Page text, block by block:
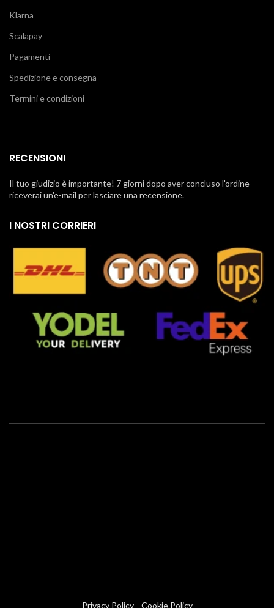
Klarna
Scalapay
Pagamenti
Spedizione e consegna
Termini e condizioni
RECENSIONI
Il tuo giudizio è importante! 7 giorni dopo aver concluso l'ordine
riceverai un'e-mail per lasciare una recensione.
I NOSTRI CORRIERI
Privacy Policy Cookie Policy